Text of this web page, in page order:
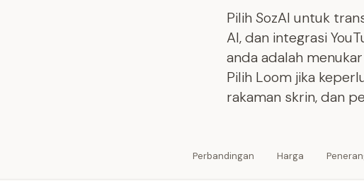
Pilih SozAI untuk
AI, dan integrasi
anda adalah
Pilih Loom jika
rakaman skrin, dan
Perbandingan Harga